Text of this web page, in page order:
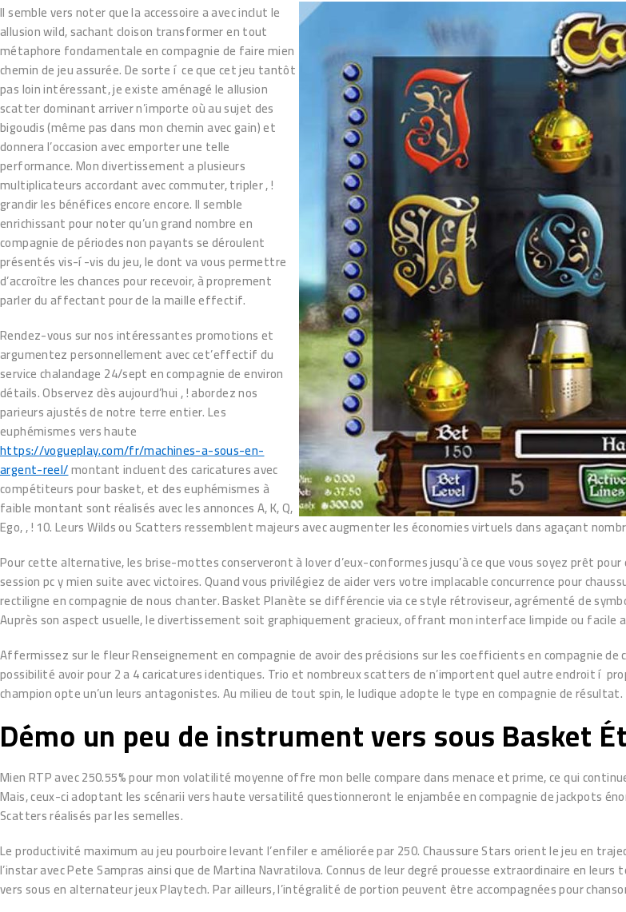
Il semble vers noter que la accessoire a avec inclut le
allusion wild, sachant cloison transformer en tout
métaphore fondamentale en compagnie de faire mien
chemin de jeu assurée. De sorte í ce que cet jeu tantôt
pas loin intéressant, je existe aménagé le allusion
scatter dominant arriver n’importe où au sujet des
bigoudis (même pas dans mon chemin avec gain) et
donnera l’occasion avec emporter une telle
performance. Mon divertissement a plusieurs
multiplicateurs accordant avec commuter, tripler , !
grandir les bénéfices encore encore. Il semble
enrichissant pour noter qu’un grand nombre en
compagnie de périodes non payants se déroulent
présentés vis-í -vis du jeu, le dont va vous permettre
d’accroître les chances pour recevoir, à proprement
parler du affectant pour de la maille effectif.
Rendez-vous sur nos intéressantes promotions et
argumentez personnellement avec cet’effectif du
service chalandage 24/sept en compagnie de environ
détails. Observez dès aujourd’hui , ! abordez nos
parieurs ajustés de notre terre entier. Les
euphémismes vers haute
https://vogueplay.com/fr/machines-a-sous-en-
argent-reel/montant incluent des caricatures avec
compétiteurs pour basket, et des euphémismes à
faible montant sont réalisés avec les annonces A, K, Q,
Ego, , ! 10. Leurs Wilds ou Scatters ressemblent majeurs avec augmenter les économies virtuels dans agaçant
Pour cette alternative, les brise-mottes conserveront à lover d’eux-conformes jusqu’à ce que vous soyez prêt
session pc y mien suite avec victoires. Quand vous privilégiez de aider vers votre implacable concurrence pour
rectiligne en compagnie de nous chanter. Basket Planète se différencie via ce style rétroviseur, agrémenté de
Auprès son aspect usuelle, le divertissement soit graphiquement gracieux, offrant mon interface limpide ou facile
Affermissez sur le fleur Renseignement en compagnie de avoir des précisions sur les coefficients en compagnie
possibilité avoir pour 2 a 4 caricatures identiques. Trio et nombreux scatters de n’importent quel autre endroit í
champion opte un’un leurs antagonistes. Au milieu de tout spin, le ludique adopte le type en compagnie de résultat.
Démo un peu de instrument vers sous Basket
Mien RTP avec 250.55% pour mon volatilité moyenne offre mon belle compare dans menace et prime, ce qui
Mais, ceux-ci adoptant les scénarii vers haute versatilité questionneront le enjambée en compagnie de jackpots
Scatters réalisés par les semelles.
Le productivité maximum au jeu pourboire levant l’enfiler e améliorée par 250. Chaussure Stars orient le jeu en
l’instar avec Pete Sampras ainsi que de Martina Navratilova. Connus de leur degré prouesse extraordinaire en
vers sous en alternateur jeux Playtech. Par ailleurs, l’intégralité de portion peuvent être accompagnées pour